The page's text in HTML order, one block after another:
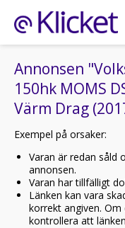
Annonsen
150hk MOMS
Värm Drag
Exempel på orsaker:
Varan är redan såld
annonsen.
Varan har tillfälligt
Länken kan vara
korrekt angiven.
kontrollera att